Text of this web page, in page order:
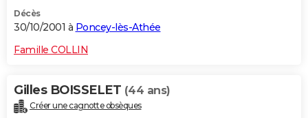
Décès
30/10/2001 à Poncey-lès-Athée
Famille COLLIN
Gilles BOISSELET (44 ans)
Créer une cagnotte obsèques